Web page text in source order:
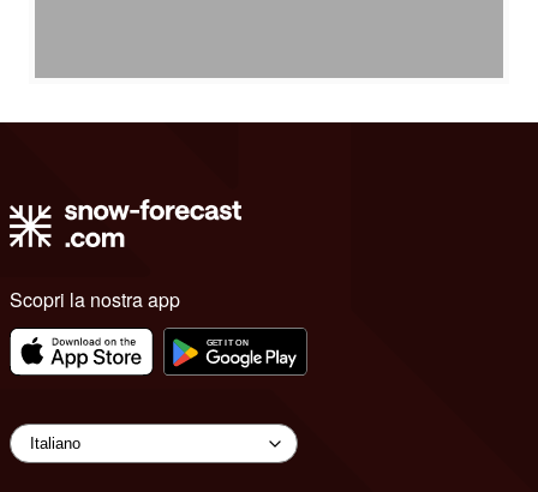
Scopri la nostra app